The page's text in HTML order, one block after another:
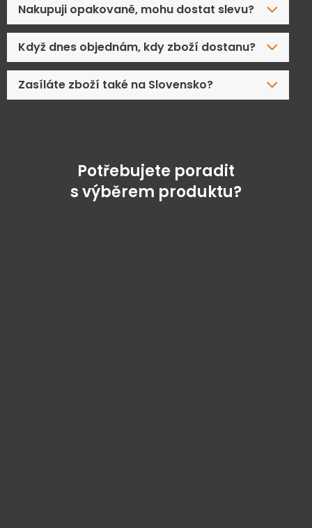
Nakupuji opakovaně, mohu dostat slevu?
Když dnes objednám, kdy zboží dostanu?
Zasíláte zboží také na Slovensko?
Potřebujete poradit
s výběrem produktu?